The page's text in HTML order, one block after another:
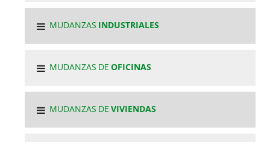
MUDANZAS INDUSTRIALES
MUDANZAS DEOFICINAS
MUDANZAS DEVIVIENDAS